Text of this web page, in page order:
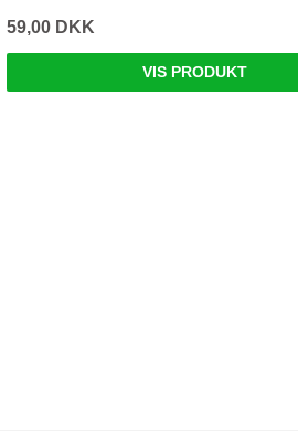
59,00 DKK
VIS PRODUKT